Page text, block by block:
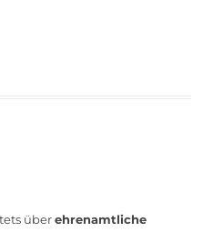
überehrenamtliche